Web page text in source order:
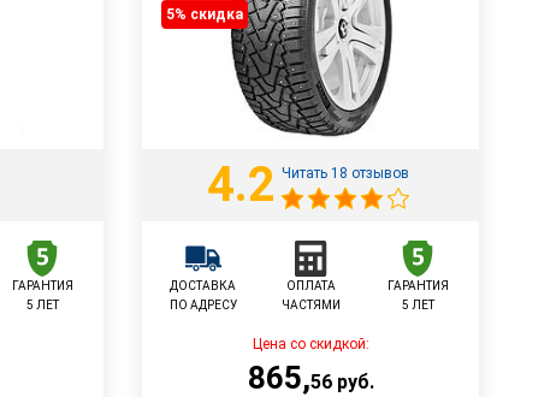
ГАРАНТИЯ
5 ЛЕТ
5% cкидка
4.2 Читать 18 отзывов
ДОСТАВКА
ПО АДРЕСУ
ОПЛАТА
ЧАСТЯМИ
ГАРАНТИЯ
5 ЛЕТ
Цена со скидкой:
865,56руб.